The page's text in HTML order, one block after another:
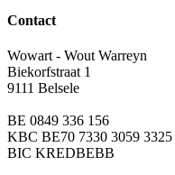
Contact
Wowart - Wout Warreyn
Biekorfstraat 1
9111 Belsele
BE 0849 336 156
KBC BE70 7330 3059 3325
BIC KREDBEBB